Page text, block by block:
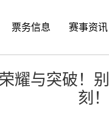
票务信息 赛事资讯
耀与突破！
刻！